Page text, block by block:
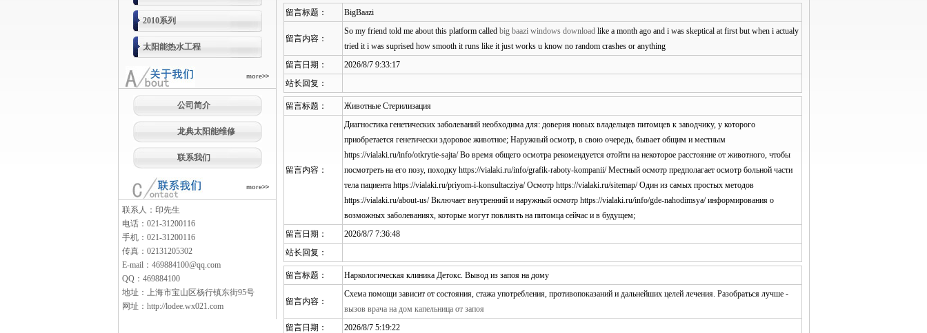
2010系列
太阳能热水工程
more>>
公司简介
龙典太阳能维修
联系我们
more>>
联系人：印先生
电话：021-31200116
手机：021-31200116
传真：02131205302
E-mail：469884100@qq.com
QQ：469884100
地址：上海市宝山区杨行镇东街95号
网址：http://lodee.wx021.com
留言标题： BigBaazi
留言内容：
So my friend told me about this platform called big baazi windows downloadlike a month ago and i was skeptical at first but when i actualy
tried it i was suprised how smooth it runs like it just works u know no random crashes or anything
留言日期：
2026/8/7 9:33:17
站长回复：
留言标题： Животные Стерилизация
留言内容：
Диагностика генетических заболеваний необходима для: доверия новых владельцев питомцев к заводчику, у которого
приобретается генетически здоровое животное; Наружный осмотр, в свою очередь, бывает общим и местным
https://vialaki.ru/info/otkrytie-sajta/ Во время общего осмотра рекомендуется отойти на некоторое расстояние от животного, чтобы
посмотреть на его позу, походку https://vialaki.ru/info/grafik-raboty-kompanii/ Местный осмотр предполагает осмотр больной части
тела пациента https://vialaki.ru/priyom-i-konsultacziya/ Осмотр https://vialaki.ru/sitemap/ Один из самых простых методов
https://vialaki.ru/about-us/ Включает внутренний и наружный осмотр https://vialaki.ru/info/gde-nahodimsya/ информирования о
возможных заболеваниях, которые могут повлиять на питомца сейчас и в будущем;
留言日期：
2026/8/7 7:36:48
站长回复：
留言标题： Наркологическая клиника Детокс. Вывод из запоя на дому
留言内容：
Схема помощи зависит от состояния, стажа употребления, противопоказаний и дальнейших целей лечения. Разобраться лучше -
вызов врача на дом капельница от запоя
留言日期：
2026/8/7 5:19:22